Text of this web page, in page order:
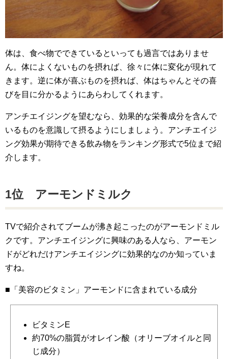
体は、食べ物でできているといっても過言ではありませ
ん。体によくないものを摂れば、徐々に体に変化が現れて
きます。逆に体が喜ぶものを摂れば、体はちゃんとその喜
びを目に分かるようにあらわしてくれます。
アンチエイジングを望むなら、効果的な栄養成分を含んで
いるものを意識して摂るようにしましょう。アンチエイジ
ング効果が期待できる飲み物をランキング形式で5位まで紹
介します。
1位 アーモンドミルク
TVで紹介されてブームが沸き起こったのがアーモンドミル
クです。アンチエイジングに興味のある人なら、アーモン
ドがどれだけアンチエイジングに効果的なのか知っていま
すね。
■「美容のビタミン」アーモンドに含まれている成分
ビタミンE
約70%の脂質がオレイン酸（オリーブオイルと同
じ成分）